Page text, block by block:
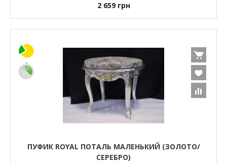
2 659 грн
ПУФИК ROYAL ПОТАЛЬ МАЛЕНЬКИЙ (ЗОЛОТО/
СЕРЕБРО)